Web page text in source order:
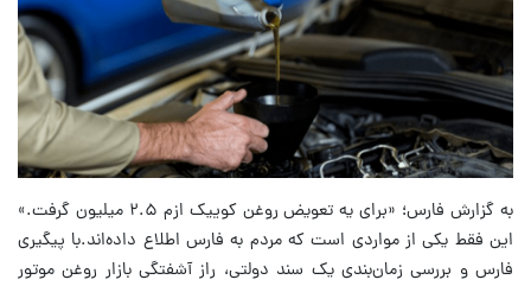
به گزارش فارس؛ «برای یه تعویض روغن کوییک ازم ۲.۵ میلیون گرفت.»
این فقط یکی از مواردی است که مردم به فارس اطلاع داده‌اند.با پیگیری
فارس و بررسی زمان‌بندی یک سند دولتی، راز آشفتگی بازار روغن موتور